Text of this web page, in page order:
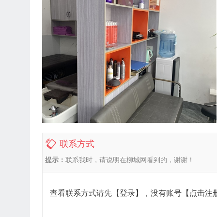
联系方式
提示： 联系我时，请说明在柳城网看到的，谢谢！
查看联系方式请先 【登录】 ，没有账号 【点击注